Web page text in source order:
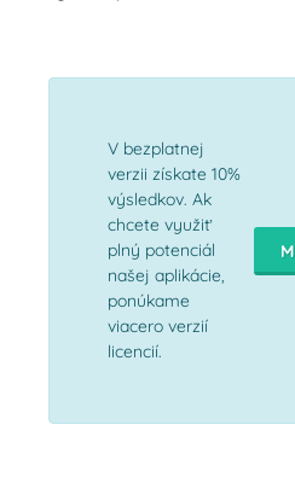
V bezplatnej
verzii získate 10%
výsledkov. Ak
chcete využiť
plný potenciál
našej aplikácie,
ponúkame
viacero verzií
licencií.